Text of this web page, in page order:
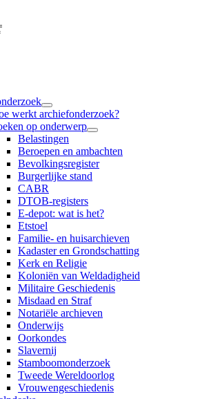
werkt archiefonderzoek?
op onderwerp
Belastingen
Beroepen en ambachten
Bevolkingsregister
Burgerlijke stand
CABR
DTOB-registers
E-depot: wat is het?
Etstoel
Familie- en huisarchieven
Kadaster en Grondschatting
Kerk en Religie
Koloniën van Weldadigheid
Militaire Geschiedenis
Misdaad en Straf
Notariële archieven
Onderwijs
Oorkondes
Slavernij
Stamboomonderzoek
Tweede Wereldoorlog
Vrouwengeschiedenis